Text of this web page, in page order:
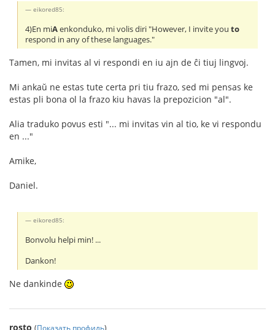
eikored85:
4)En miAenkonduko, mi volis diri "However, I invite youto
respond in any of these languages."
Tamen, mi invitas al vi respondi en iu ajn de ĉi tiuj lingvoj.
Mi ankaŭ ne estas tute certa pri tiu frazo, sed mi pensas ke
estas pli bona ol la frazo kiu havas la prepozicion "al".
Alia traduko povus esti "... mi invitas vin al tio, ke vi respondu
en ..."
Amike,
Daniel.
eikored85:
Bonvolu helpi min! ...
Dankon!
Ne dankinde
rosto (Показать профиль)